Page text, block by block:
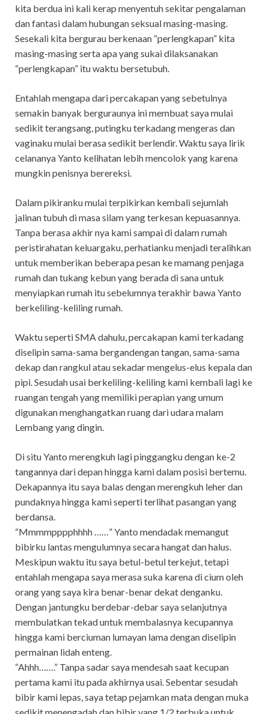
kita berdua ini kali kerap menyentuh sekitar pengalaman
dan fantasi dalam hubungan seksual masing-masing.
Sesekali kita bergurau berkenaan “perlengkapan” kita
masing-masing serta apa yang sukai dilaksanakan
“perlengkapan” itu waktu bersetubuh.
Entahlah mengapa dari percakapan yang sebetulnya
semakin banyak berguraunya ini membuat saya mulai
sedikit terangsang, putingku terkadang mengeras dan
vaginaku mulai berasa sedikit berlendir. Waktu saya lirik
celananya Yanto kelihatan lebih mencolok yang karena
mungkin penisnya berereksi.
Dalam pikiranku mulai terpikirkan kembali sejumlah
jalinan tubuh di masa silam yang terkesan kepuasannya.
Tanpa berasa akhir nya kami sampai di dalam rumah
peristirahatan keluargaku, perhatianku menjadi teralihkan
untuk memberikan beberapa pesan ke mamang penjaga
rumah dan tukang kebun yang berada di sana untuk
menyiapkan rumah itu sebelumnya terakhir bawa Yanto
berkeliling-keliling rumah.
Waktu seperti SMA dahulu, percakapan kami terkadang
diselipin sama-sama bergandengan tangan, sama-sama
dekap dan rangkul atau sekadar mengelus-elus kepala dan
pipi. Sesudah usai berkeliling-keliling kami kembali lagi ke
ruangan tengah yang memiliki perapian yang umum
digunakan menghangatkan ruang dari udara malam
Lembang yang dingin.
Di situ Yanto merengkuh lagi pinggangku dengan ke-2
tangannya dari depan hingga kami dalam posisi bertemu.
Dekapannya itu saya balas dengan merengkuh leher dan
pundaknya hingga kami seperti terlihat pasangan yang
berdansa.
“Mmmmpppphhhh ……” Yanto mendadak memangut
bibirku lantas mengulumnya secara hangat dan halus.
Meskipun waktu itu saya betul-betul terkejut, tetapi
entahlah mengapa saya merasa suka karena di cium oleh
orang yang saya kira benar-benar dekat denganku.
Dengan jantungku berdebar-debar saya selanjutnya
membulatkan tekad untuk membalasnya kecupannya
hingga kami berciuman lumayan lama dengan diselipin
permainan lidah enteng.
“Ahhh…….” Tanpa sadar saya mendesah saat kecupan
pertama kami itu pada akhirnya usai. Sebentar sesudah
bibir kami lepas, saya tetap pejamkan mata dengan muka